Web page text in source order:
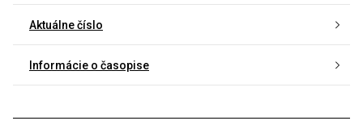
Aktuálne číslo
Informácie o časopise